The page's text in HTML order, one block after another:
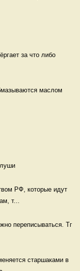
за что либо
маслом
РФ, которые идут
т...
переписываться. Тг
старшаками в